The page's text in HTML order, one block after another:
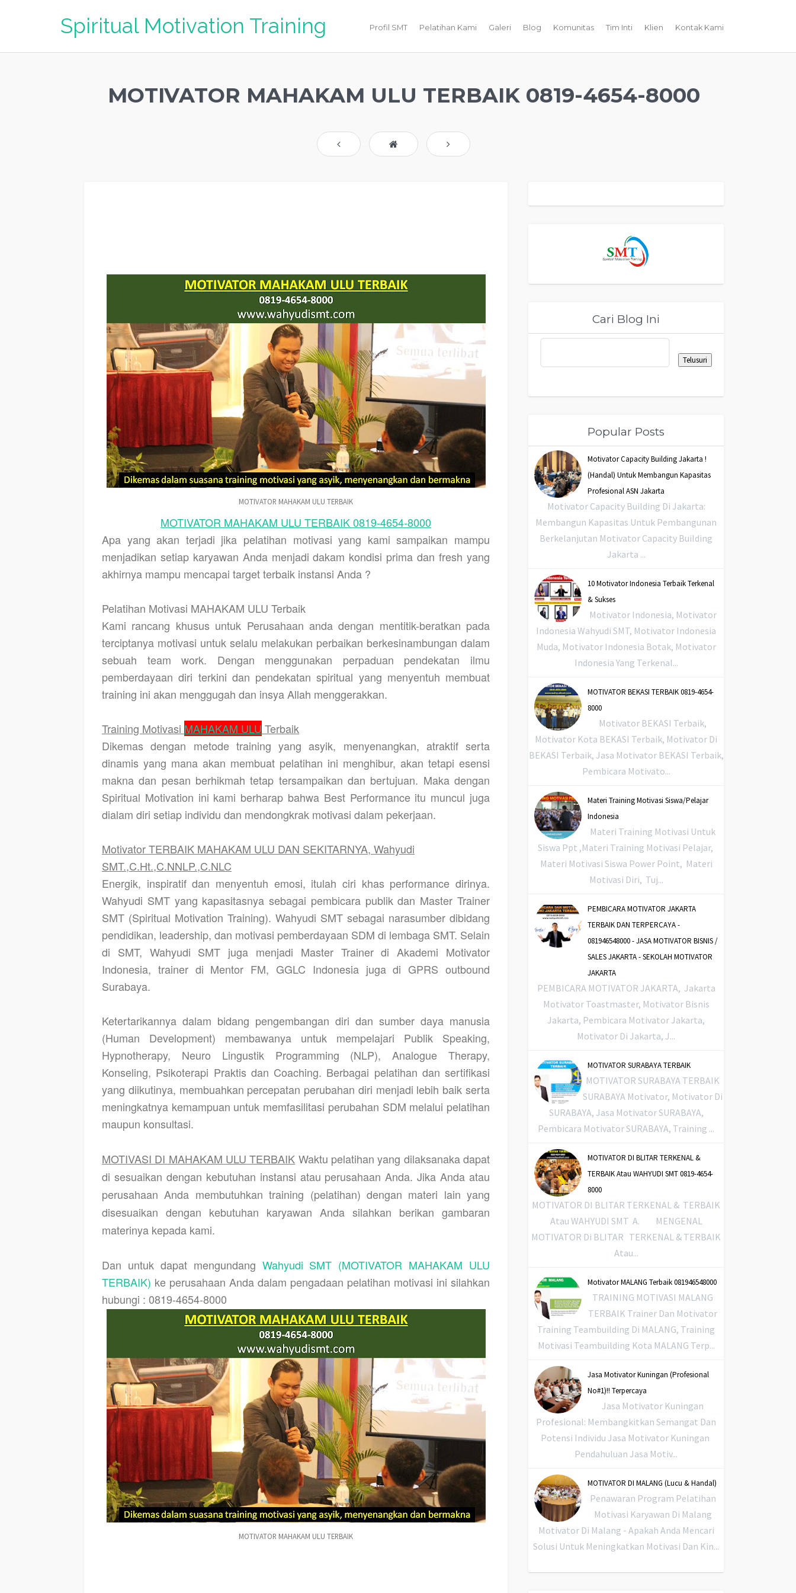
Spiritual Motivation Training Profil SMT Pelatihan Kami Galeri Blog Komunitas Tim Inti Klien Kontak Kami
MOTIVATOR MAHAKAM ULU TERBAIK 0819-4654-8000
MOTIVATOR MAHAKAM ULU TERBAIK
MOTIVATOR MAHAKAM ULU TERBAIK 0819-4654-8000
Apa yang akan terjadi jika pelatihan motivasi yang kami sampaikan mampu
menjadikan setiap karyawan Anda menjadi dakam kondisi prima dan fresh yang
akhirnya mampu mencapai target terbaik instansi Anda ?
Pelatihan Motivasi MAHAKAM ULU Terbaik
Kami rancang khusus untuk Perusahaan anda dengan mentitik-beratkan pada
terciptanya motivasi untuk selalu melakukan perbaikan berkesinambungan dalam
sebuah team work. Dengan menggunakan perpaduan pendekatan ilmu
pemberdayaan diri terkini dan pendekatan spiritual yang menyentuh membuat
training ini akan menggugah dan insya Allah menggerakkan.
Training Motivasi MAHAKAM ULU Terbaik
Dikemas dengan metode training yang asyik, menyenangkan, atraktif serta
dinamis yang mana akan membuat pelatihan ini menghibur, akan tetapi esensi
makna dan pesan berhikmah tetap tersampaikan dan bertujuan. Maka dengan
Spiritual Motivation ini kami berharap bahwa Best Performance itu muncul juga
dialam diri setiap individu dan mendongkrak motivasi dalam pekerjaan.
Motivator TERBAIK MAHAKAM ULU DAN SEKITARNYA, Wahyudi
SMT.,C.Ht.,C.NNLP.,C.NLC
Energik, inspiratif dan menyentuh emosi, itulah ciri khas performance dirinya.
Wahyudi SMT yang kapasitasnya sebagai pembicara publik dan Master Trainer
SMT (Spiritual Motivation Training). Wahyudi SMT sebagai narasumber dibidang
pendidikan, leadership, dan motivasi pemberdayaan SDM di lembaga SMT. Selain
di SMT, Wahyudi SMT juga menjadi Master Trainer di Akademi Motivator
Indonesia, trainer di Mentor FM, GGLC Indonesia juga di GPRS outbound
Surabaya.
Ketertarikannya dalam bidang pengembangan diri dan sumber daya manusia
(Human Development) membawanya untuk mempelajari Publik Speaking,
Hypnotherapy, Neuro Lingustik Programming (NLP), Analogue Therapy,
Konseling, Psikoterapi Praktis dan Coaching. Berbagai pelatihan dan sertifikasi
yang diikutinya, membuahkan percepatan perubahan diri menjadi lebih baik serta
meningkatnya kemampuan untuk memfasilitasi perubahan SDM melalui pelatihan
maupun konsultasi.
MOTIVASI DI MAHAKAM ULU TERBAIK Waktu pelatihan yang dilaksanaka dapat
di sesuaikan dengan kebutuhan instansi atau perusahaan Anda. Jika Anda atau
perusahaan Anda membutuhkan training (pelatihan) dengan materi lain yang
disesuaikan dengan kebutuhan karyawan Anda silahkan berikan gambaran
materinya kepada kami.
Dan untuk dapat mengundang Wahyudi SMT (MOTIVATOR MAHAKAM ULU
TERBAIK) ke perusahaan Anda dalam pengadaan pelatihan motivasi ini silahkan
hubungi : 0819-4654-8000
MOTIVATOR MAHAKAM ULU TERBAIK
Cari Blog Ini
Popular Posts
Motivator Capacity Building Jakarta !
(Handal) Untuk Membangun Kapasitas
Profesional ASN Jakarta
Motivator Capacity Building Di Jakarta:
Membangun Kapasitas Untuk Pembangunan
Berkelanjutan Motivator Capacity Building
Jakarta ...
10 Motivator Indonesia Terbaik Terkenal
& Sukses
Motivator Indonesia, Motivator
Indonesia Wahyudi SMT, Motivator Indonesia
Muda, Motivator Indonesia Botak, Motivator
Indonesia Yang Terkenal...
MOTIVATOR BEKASI TERBAIK 0819-4654-
8000
Motivator BEKASI Terbaik,
Motivator Kota BEKASI Terbaik, Motivator Di
BEKASI Terbaik, Jasa Motivator BEKASI Terbaik,
Pembicara Motivato...
Materi Training Motivasi Siswa/Pelajar
Indonesia
Materi Training Motivasi Untuk
Siswa Ppt ,Materi Training Motivasi Pelajar,
Materi Motivasi Siswa Power Point, Materi
Motivasi Diri, Tuj...
PEMBICARA MOTIVATOR JAKARTA
TERBAIK DAN TERPERCAYA -
081946548000 - JASA MOTIVATOR BISNIS /
SALES JAKARTA - SEKOLAH MOTIVATOR
JAKARTA
PEMBICARA MOTIVATOR JAKARTA, Jakarta
Motivator Toastmaster, Motivator Bisnis
Jakarta, Pembicara Motivator Jakarta,
Motivator Di Jakarta, J...
MOTIVATOR SURABAYA TERBAIK
MOTIVATOR SURABAYA TERBAIK
SURABAYA Motivator, Motivator Di
SURABAYA, Jasa Motivator SURABAYA,
Pembicara Motivator SURABAYA, Training ...
MOTIVATOR DI BLITAR TERKENAL &
TERBAIK Atau WAHYUDI SMT 0819-4654-
8000
MOTIVATOR DI BLITAR TERKENAL & TERBAIK
Atau WAHYUDI SMT A. MENGENAL
MOTIVATOR Di BLITAR TERKENAL & TERBAIK
Atau...
Motivator MALANG Terbaik 081946548000
TRAINING MOTIVASI MALANG
TERBAIK Trainer Dan Motivator
Training Teambuilding Di MALANG, Training
Motivasi Teambuilding Kota MALANG Terp...
Jasa Motivator Kuningan (Profesional
No#1)!! Terpercaya
Jasa Motivator Kuningan
Profesional: Membangkitkan Semangat Dan
Potensi Individu Jasa Motivator Kuningan
Pendahuluan Jasa Motiv...
MOTIVATOR DI MALANG (Lucu & Handal)
Penawaran Program Pelatihan
Motivasi Karyawan Di Malang
Motivator Di Malang - Apakah Anda Mencari
Solusi Untuk Meningkatkan Motivasi Dan Kin...